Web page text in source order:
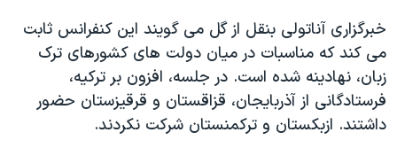
فرهنگ و زندگی
حقوق شهروندی
اقتصادی
علم و فناوری
مستندها
انتخابات ریاست جمهوری آمریکا ۲۰۲۴
حمله جمهوری اسلامی به اسرائیل
رمز مهسا
دنبال کنید
خبرگزاری آناتولی بنقل از گل می گویند این کنفرانس ثابت
می کند که مناسبات در میان دولت های کشورهای ترک
زبان، نهادینه شده است. در جلسه، افزون بر ترکیه،
فرستادگانی از آذربایجان، قزاقستان و قرقیزستان حضور
داشتند. ازبکستان و ترکمنستان شرکت نکردند.